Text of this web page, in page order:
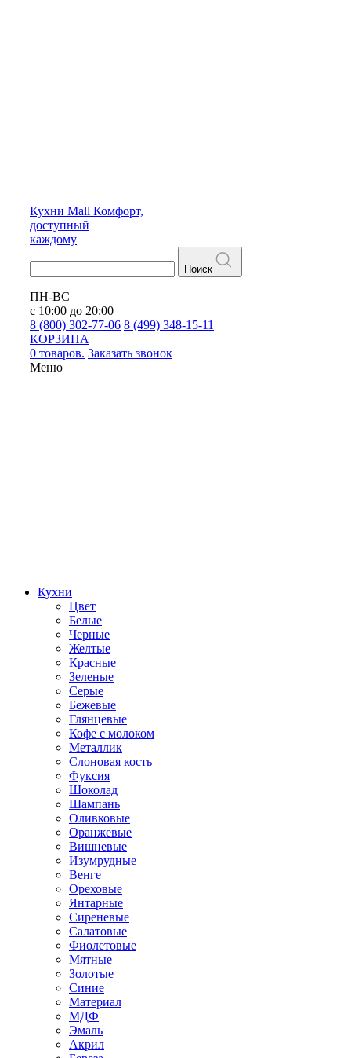
Кухни Mall Комфорт,
доступный
каждому
Поиск
ПН-ВС
с 10:00 до 20:00
8 (800) 302-77-06 8 (499) 348-15-11
КОРЗИНА
0 товаров. Заказать звонок
Меню
Кухни
Цвет
Белые
Черные
Желтые
Красные
Зеленые
Серые
Бежевые
Глянцевые
Кофе с молоком
Металлик
Слоновая кость
Фуксия
Шоколад
Шампань
Оливковые
Оранжевые
Вишневые
Изумрудные
Венге
Ореховые
Янтарные
Сиреневые
Салатовые
Фиолетовые
Мятные
Золотые
Синие
Материал
МДФ
Эмаль
Акрил